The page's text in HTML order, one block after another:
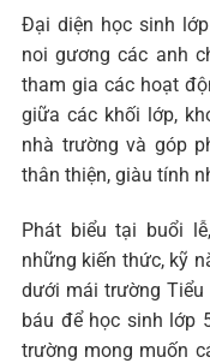
Đại diện học sinh
noi gương các anh
tham gia các hoạt
giữa các khối lớp,
nhà trường và góp
thân thiện, giàu tính
Phát biểu tại buổi
những kiến thức, kỹ
dưới mái trường Tiểu
báu để học sinh lớp
trường mong muốn